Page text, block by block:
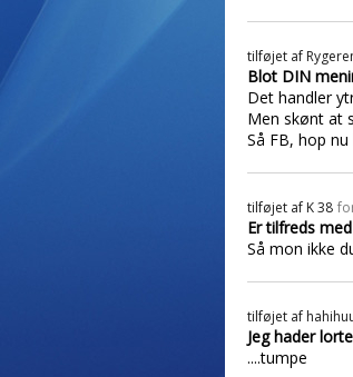
tilføjet af
Blot DIN
Det handler
Men skønt at
Så FB, hop
tilføjet af K 38
Er tilfreds
Så mon ikke
tilføjet af
Jeg hader
....tumpe